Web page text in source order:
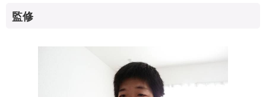
監修